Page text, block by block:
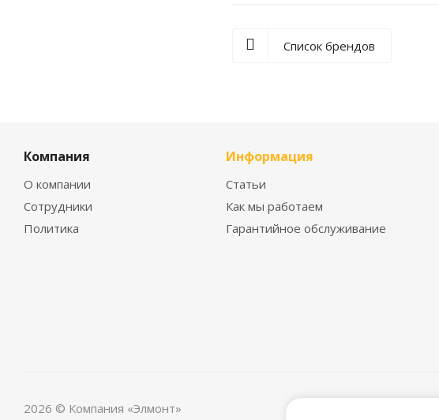
Список брендов
Компания
О компании
Сотрудники
Политика
Информация
Статьи
Как мы работаем
Гарантийное обслуживание
2026 © Компания «Элмонт»